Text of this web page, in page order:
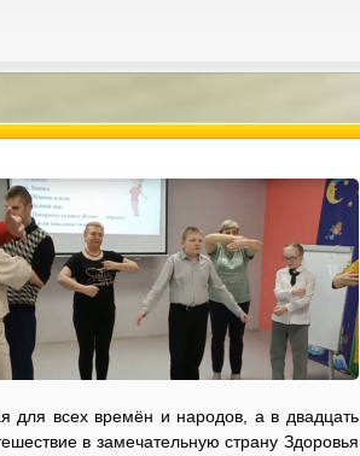
для всех времён и народов, а в двадцать
в замечательную страну Здоровья